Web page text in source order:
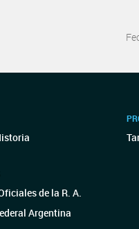
de la R. A.
Argentina